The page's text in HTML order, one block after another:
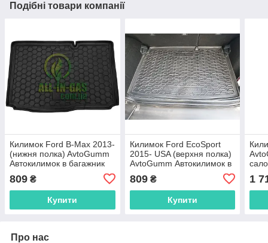
Подібні товари компанії
Килимок Ford B-Max 2013-
(нижня полка) AvtoGumm
Автокилимок в багажник
809 ₴
Купити
Килимок Ford EcoSport
2015- USA (верхня полка)
AvtoGumm Автокилимок в
багажник Форд Екоспорт
809₴
Купити
1
Про нас